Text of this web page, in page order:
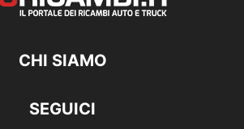
CHI SIAMO
SEGUICI